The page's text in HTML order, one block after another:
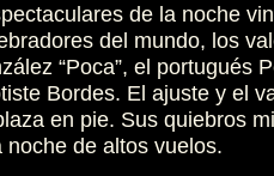
de la noche
del mundo, los
“Poca”, el portugués
Bordes. El ajuste y el
en pie. Sus quiebros
de altos vuelos.